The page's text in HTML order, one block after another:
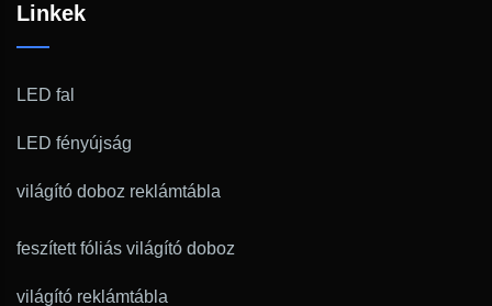
Linkek
LED fal
LED fényújság
világító doboz reklámtábla
feszített fóliás világító doboz
világító reklámtábla